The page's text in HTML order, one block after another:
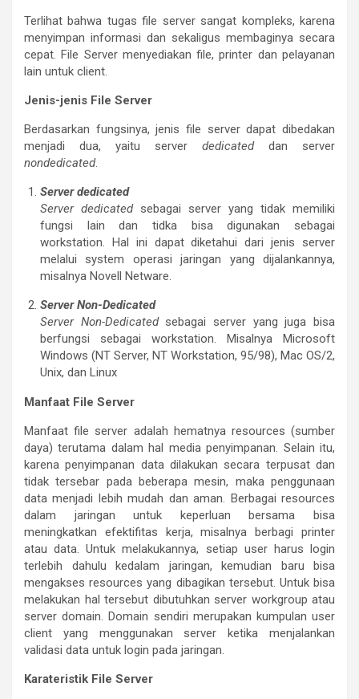
Terlihat bahwa tugas file server sangat kompleks, karena
menyimpan informasi dan sekaligus membaginya secara
cepat. File Server menyediakan file, printer dan pelayanan
lain untuk client.
Jenis-jenis File Server
Berdasarkan fungsinya, jenis file server dapat dibedakan
menjadi dua, yaitu server dedicateddan server
nondedicated.
Server dedicated
Server dedicatedsebagai server yang tidak memiliki
fungsi lain dan tidka bisa digunakan sebagai
workstation. Hal ini dapat diketahui dari jenis server
melalui system operasi jaringan yang dijalankannya,
misalnya Novell Netware.
Server Non-Dedicated
Server Non-Dedicatedsebagai server yang juga bisa
berfungsi sebagai workstation. Misalnya Microsoft
Windows (NT Server, NT Workstation, 95/98), Mac OS/2,
Unix, dan Linux
Manfaat File Server
Manfaat file server adalah hematnya resources (sumber
daya) terutama dalam hal media penyimpanan. Selain itu,
karena penyimpanan data dilakukan secara terpusat dan
tidak tersebar pada beberapa mesin, maka penggunaan
data menjadi lebih mudah dan aman. Berbagai resources
dalam jaringan untuk keperluan bersama bisa
meningkatkan efektifitas kerja, misalnya berbagi printer
atau data. Untuk melakukannya, setiap user harus login
terlebih dahulu kedalam jaringan, kemudian baru bisa
mengakses resources yang dibagikan tersebut. Untuk bisa
melakukan hal tersebut dibutuhkan server workgroup atau
server domain. Domain sendiri merupakan kumpulan user
client yang menggunakan server ketika menjalankan
validasi data untuk login pada jaringan.
Karateristik File Server